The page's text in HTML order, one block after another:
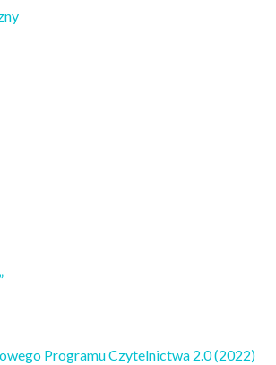
Programu Czytelnictwa 2.0 (2022)